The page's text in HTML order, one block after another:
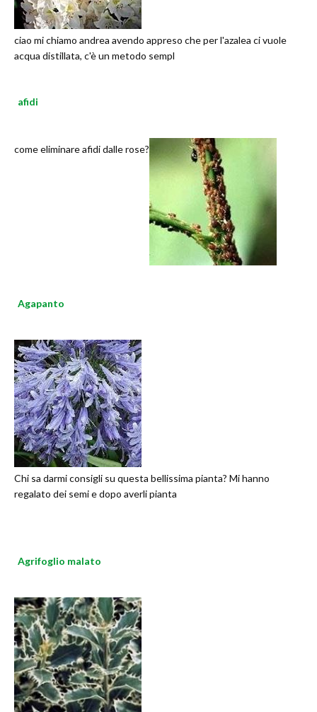
ciao mi chiamo andrea avendo appreso che per l'azalea ci vuole
acqua distillata, c'è un metodo sempl
afidi
come eliminare afidi dalle rose?
Agapanto
Chi sa darmi consigli su questa bellissima pianta? Mi hanno
regalato dei semi e dopo averli pianta
Agrifoglio malato